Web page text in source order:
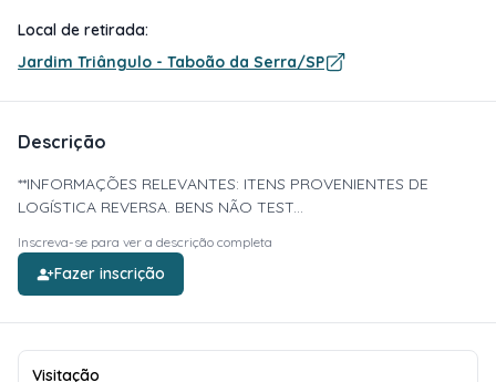
Local de retirada:
Jardim Triângulo - Taboão da Serra/SP
Descrição
**INFORMAÇÕES RELEVANTES: ITENS PROVENIENTES DE
LOGÍSTICA REVERSA. BENS NÃO TEST...
Inscreva-se para ver a descrição completa
Fazer inscrição
Visitação